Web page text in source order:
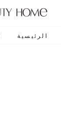
الرئيسية